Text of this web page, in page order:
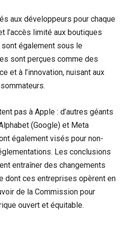
aux développeurs pour chaque
l’accès limité aux boutiques
sont également sous le
sont perçues comme des
et à l’innovation, nuisant aux
pas à Apple : d’autres géants
(Google) et Meta
également visés pour non-
Les conclusions
entraîner des changements
dont ces entreprises opèrent en
de la Commission pour
ouvert et équitable.